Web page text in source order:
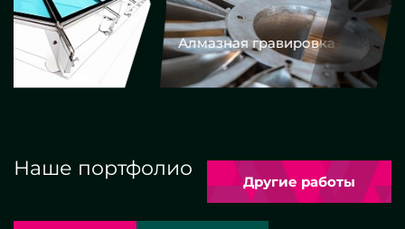
Алмазная гравировка
Наше портфолио
Другие работы